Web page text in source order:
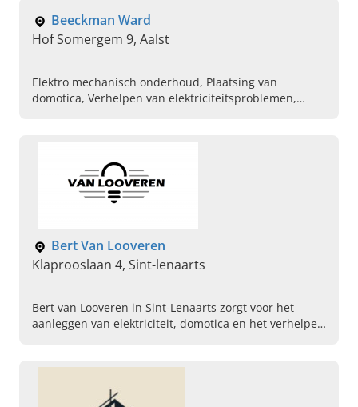
Beeckman Ward
Hof Somergem 9, Aalst
Elektro mechanisch onderhoud, Plaatsing van
domotica, Verhelpen van elektriciteitsproblemen,
Bert Van Looveren
Klaprooslaan 4, Sint-lenaarts
Bert van Looveren in Sint-Lenaarts zorgt voor het
aanleggen van elektriciteit, domotica en het verhelpen